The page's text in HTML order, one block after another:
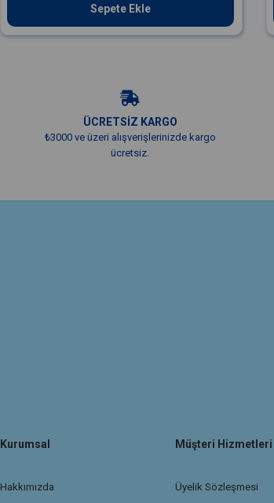
Sepete Ekle
ÜCRETSİZ KARGO
₺3000 ve üzeri alışverişlerinizde kargo
ücretsiz.
Kurumsal
Hakkımızda
Müşteri Hizmetleri
Üyelik Sözleşmesi